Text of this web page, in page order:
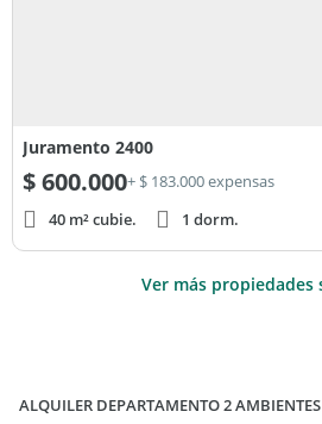
Juramento 2400
$600.000+ $ 183.000 expensas
40 m² cubie.
1 dorm.
Ver más propiedades